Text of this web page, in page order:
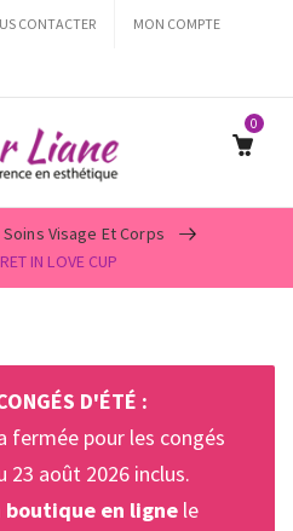
CONTACTER MON COMPTE
0
Soins Visage Et Corps
IN LOVE CUP
D'ÉTÉ :
fermée pour les congés
23 août 2026 inclus.
en lignele